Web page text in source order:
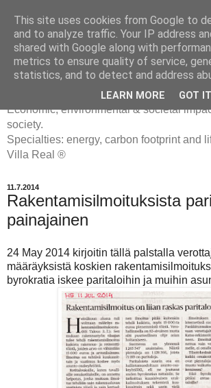
Economic, environmental & societal
society.
Specialties: energy, carbon footprint and
Villa Real ®
11.7.2014
Rakentamisilmoituksista
painajainen
24 May 2014 kirjoitin tällä palstalla
määräyksistä koskien
byrokratia iskee paritaloihin ja muihin
This site uses cookies from Google to
and to analyze traffic. Your IP address
shared with Google along with
metrics to ensure quality of service,
statistics, and to detect and address
LEARN MORE GOT IT